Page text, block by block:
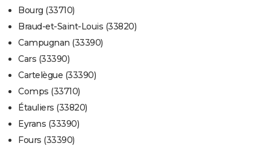
Bourg (33710)
Braud-et-Saint-Louis (33820)
Campugnan (33390)
Cars (33390)
Cartelègue (33390)
Comps (33710)
Étauliers (33820)
Eyrans (33390)
Fours (33390)